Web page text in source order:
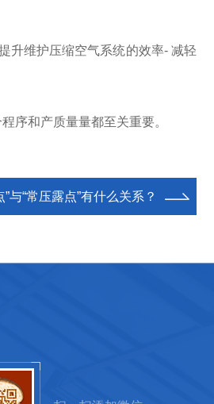
升维护压缩空气系统的效率- 减轻
序和产质量量都至关重要。
”与“常压露点”有什么关系？